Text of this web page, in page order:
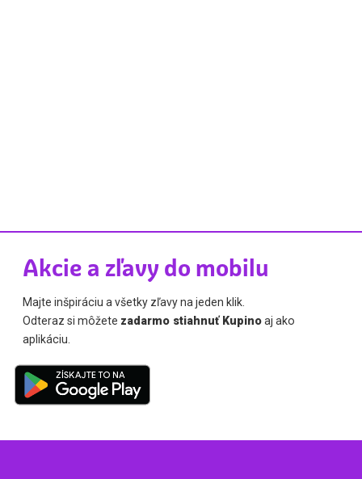
Akcie a zľavy do mobilu
Majte inšpiráciu a všetky zľavy na jeden klik.
Odteraz si môžete zadarmo stiahnuť Kupinoaj ako
aplikáciu.